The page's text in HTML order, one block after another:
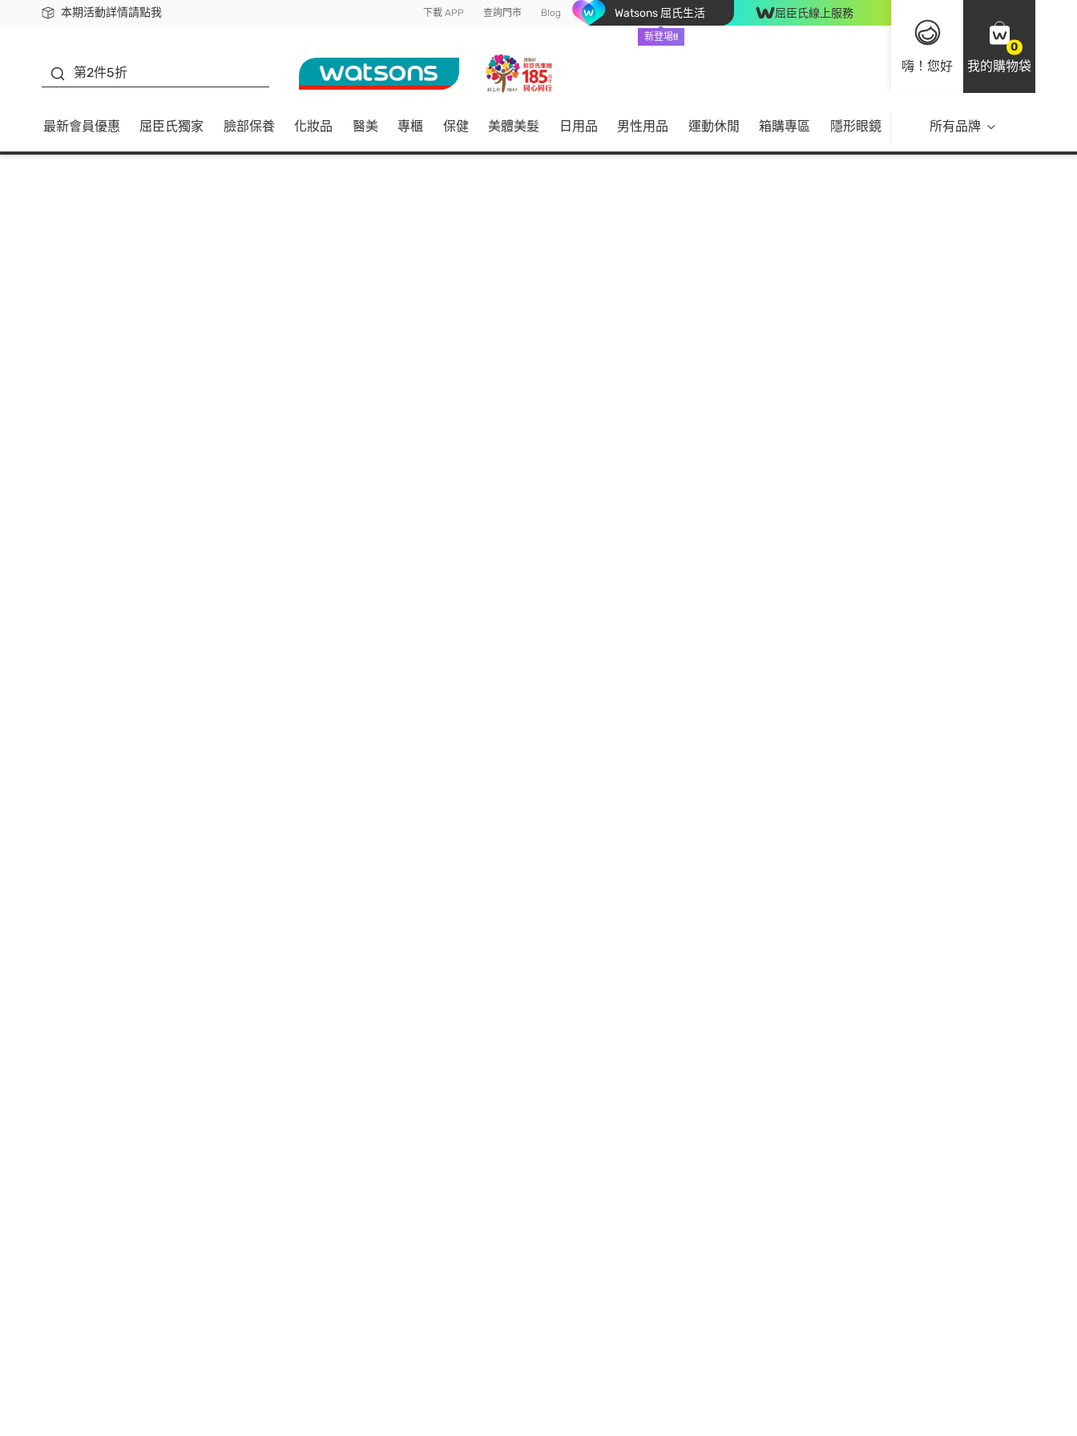
本期活動詳情請點我
下載app最高回饋$350 下載 APP 查詢門市 Blog Watsons 屈氏生活
新登場!!
屈臣氏線上服務
嗨！您好
0
我的購物袋
第2件5折
最新會員優惠 屈臣氏獨家 臉部保養 化妝品 醫美 專櫃 保健 美體美髮 日用品 男性用品 運動休閒 箱購專區 隱形眼鏡 所有品牌